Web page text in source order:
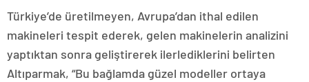
Türkiye’de üretilmeyen, Avrupa’dan ithal edilen
makineleri tespit ederek, gelen makinelerin analizini
yaptıktan sonra geliştirerek ilerlediklerini belirten
Altıparmak, “Bu bağlamda güzel modeller ortaya